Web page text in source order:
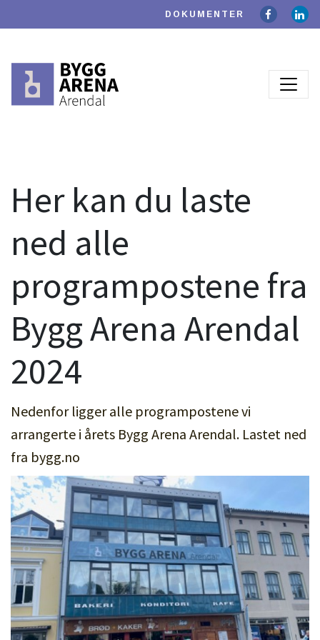
DOKUMENTER
Her kan du laste
ned alle
programpostene fra
Bygg Arena Arendal
2024
Nedenfor ligger alle programpostene vi
arrangerte i årets Bygg Arena Arendal. Lastet ned
fra bygg.no